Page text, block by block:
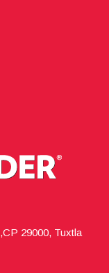
29000, Tuxtla